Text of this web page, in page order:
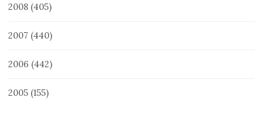
2008 (405)
2007 (440)
2006 (442)
2005 (155)